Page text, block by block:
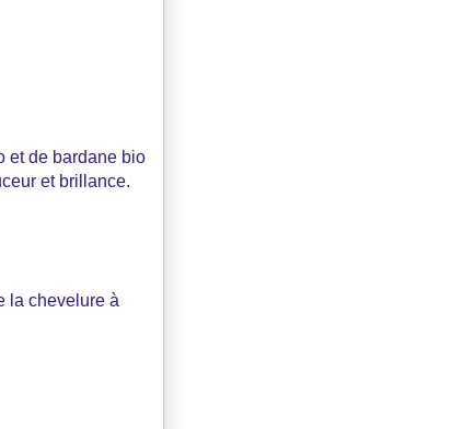
et de bardane bio
et brillance.
la chevelure à